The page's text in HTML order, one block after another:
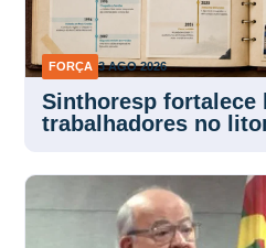
FORÇA 3 AGO 2026
Sinthoresp fortalece
trabalhadores no